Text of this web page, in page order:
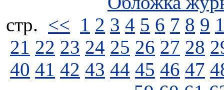
стp. << 1 2 3 4 5 6 7 8 9
21 22 23 24 25 26 27 28
40 41 42 43 44 45 46 47